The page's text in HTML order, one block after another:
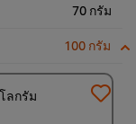
70 กรัม
100 กรัม
ลกรัม